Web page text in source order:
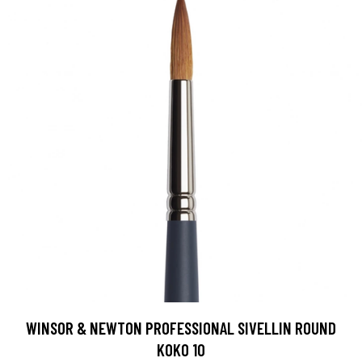
WINSOR & NEWTON PROFESSIONAL SIVELLIN ROUND
KOKO 10